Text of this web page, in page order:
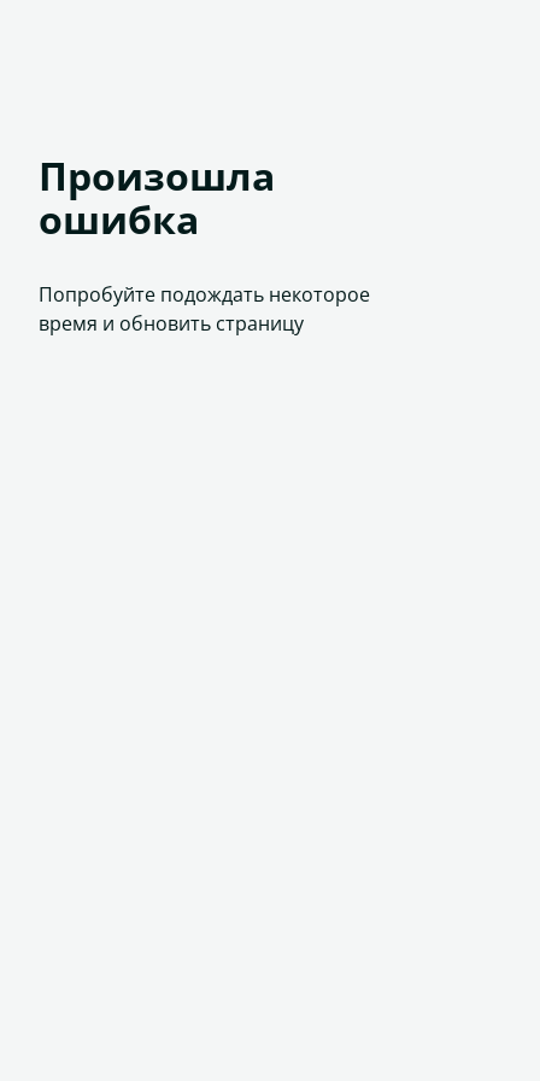
Произошла
ошибка
Попробуйте подождать некоторое
время и обновить страницу